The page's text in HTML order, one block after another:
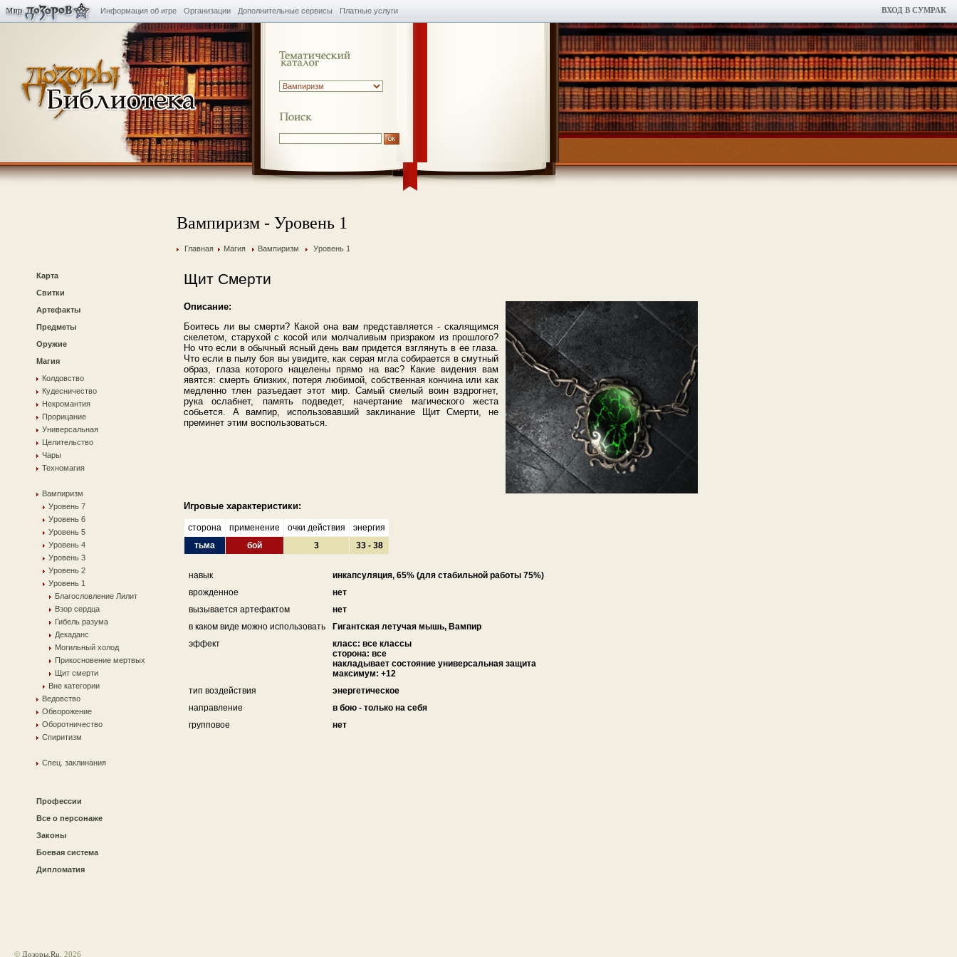
Информация об игре Организации Дополнительные сервисы Платные услуги ВХОД В СУМРАК
Карта
Свитки
Артефакты
Предметы
Оружие
Магия
Колдовство
Кудесничество
Некромантия
Прорицание
Универсальная
Целительство
Чары
Техномагия
Вампиризм
Уровень 7
Уровень 6
Уровень 5
Уровень 4
Уровень 3
Уровень 2
Уровень 1
Благословление Лилит
Взор сердца
Гибель разума
Декаданс
Могильный холод
Прикосновение мертвых
Щит смерти
Вне категории
Ведовство
Обворожение
Оборотничество
Спиритизм
Спец. заклинания
Профессии
Все о персонаже
Законы
Боевая система
Дипломатия
Вампиризм - Уровень 1
Главная Магия Вампиризм Уровень 1
Щит Смерти
Описание:
Боитесь ли вы смерти? Какой она вам представляется - скалящимся
скелетом, старухой с косой или молчаливым призраком из прошлого?
Но что если в обычный ясный день вам придется взглянуть в ее глаза.
Что если в пылу боя вы увидите, как серая мгла собирается в смутный
образ, глаза которого нацелены прямо на вас? Какие видения вам
явятся: смерть близких, потеря любимой, собственная кончина или как
медленно тлен разъедает этот мир. Самый смелый воин вздрогнет,
рука ослабнет, память подведет, начертание магического жеста
собьется. А вампир, использовавший заклинание Щит Смерти, не
преминет этим воспользоваться.
Игровые характеристики:
сторона применение очки действия
энергия
тьма
бой 3 33 - 38
навык
инкапсуляция, 65% (для стабильной работы 75%)
врожденное
нет
вызывается артефактом
нет
в каком виде можно использовать
Гигантская летучая мышь, Вампир
эффект
класс: все классы
сторона: все
накладывает состояние универсальная защита
максимум: +12
тип воздействия
энергетическое
направление
в бою - только на себя
групповое
нет
© Дозоры.Ru , 2026